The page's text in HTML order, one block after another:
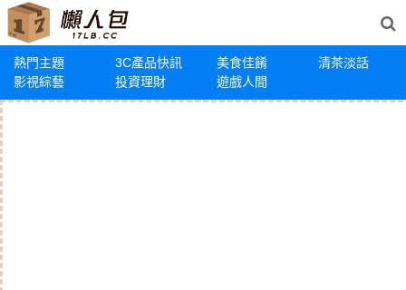
熱門主題 3C產品快訊 美食佳餚
清茶淡話
影視綜藝
投資理財 遊戲人間